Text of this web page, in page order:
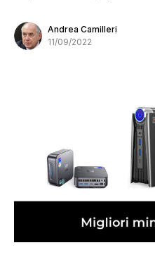
Andrea Camilleri
11/09/2022